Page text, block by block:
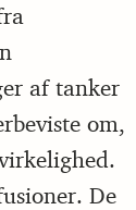
af tanker
om,
De